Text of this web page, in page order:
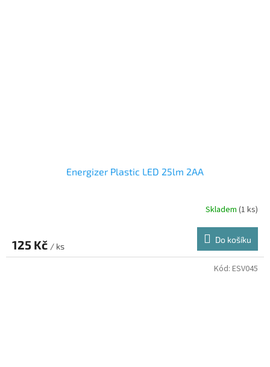
Energizer Plastic LED 25lm 2AA
Skladem (1 ks)
125 Kč / ks
Do košíku
Kód: ESV045